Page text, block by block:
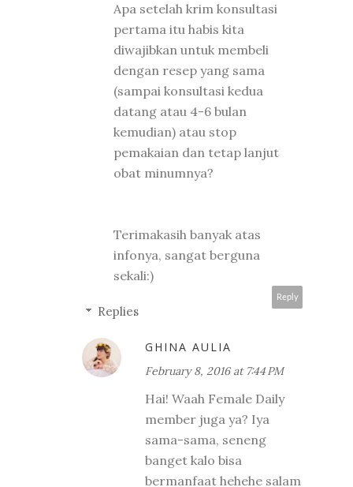
Apa setelah krim konsultasi
pertama itu habis kita
diwajibkan untuk membeli
dengan resep yang sama
(sampai konsultasi kedua
datang atau 4-6 bulan
kemudian) atau stop
pemakaian dan tetap lanjut
obat minumnya?
Terimakasih banyak atas
infonya, sangat berguna
sekali:)
Reply
Replies
GHINA AULIA
February 8, 2016 at 7:44 PM
Hai! Waah Female Daily
member juga ya? Iya
sama-sama, seneng
banget kalo bisa
bermanfaat hehehe salam